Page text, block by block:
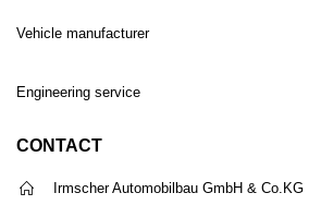
Vehicle manufacturer
Engineering service
CONTACT
Irmscher Automobilbau GmbH & Co.KG